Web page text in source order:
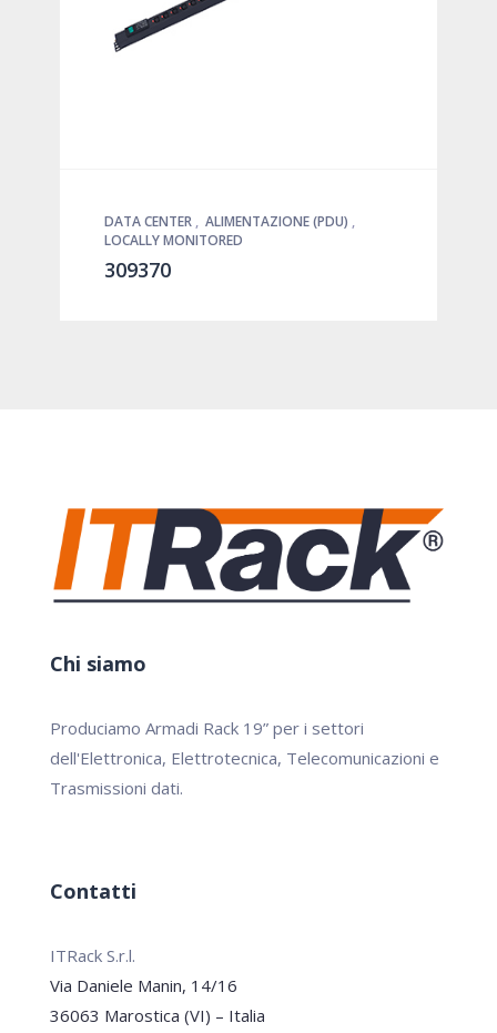
DATA CENTER , ALIMENTAZIONE (PDU) ,
LOCALLY MONITORED
309370
Chi siamo
Produciamo Armadi Rack 19” per i settori
dell'Elettronica, Elettrotecnica, Telecomunicazioni e
Trasmissioni dati.
Contatti
ITRack S.r.l.
Via Daniele Manin, 14/16
36063 Marostica (VI) – Italia